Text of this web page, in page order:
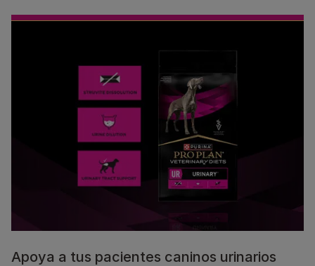
Apoya a tus pacientes caninos urinarios